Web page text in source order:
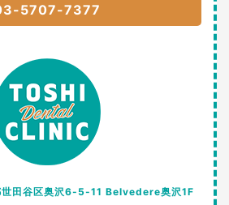
5707-7377
田谷区奥沢6-5-11 Belvedere奥沢1F